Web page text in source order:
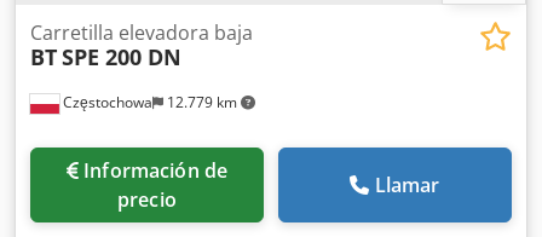
Częstochowa 12.779 km
Carretilla elevadora baja
BTSPE 200 DN
Información de
precio
Llamar